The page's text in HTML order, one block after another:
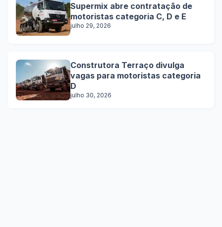
Supermix abre contratação de
motoristas categoria C, D e E
julho 29, 2026
Construtora Terraço divulga
vagas para motoristas categoria
D
julho 30, 2026